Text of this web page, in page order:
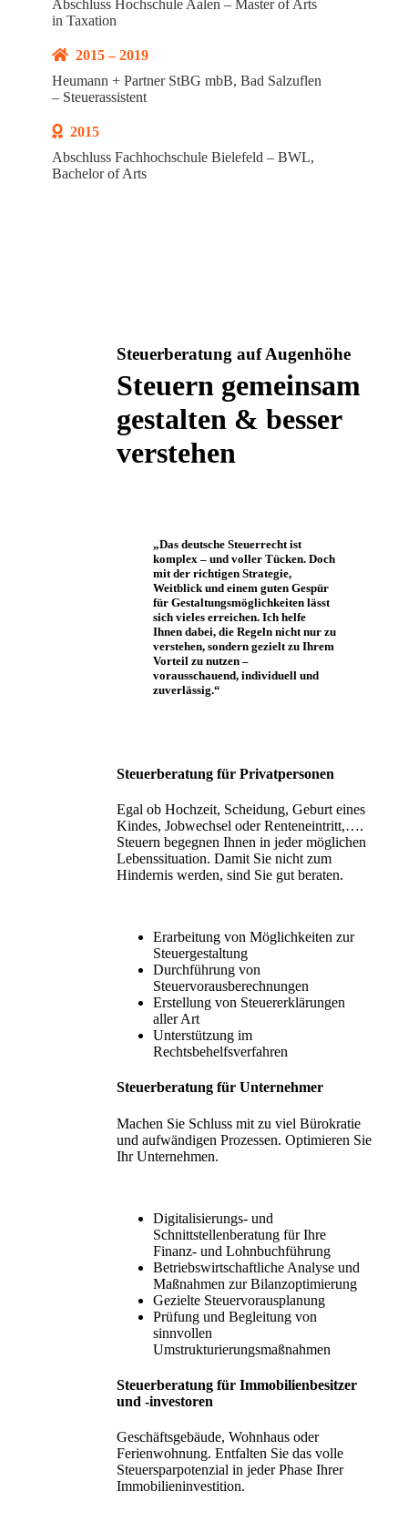
Abschluss Hochschule Aalen – Master of Arts
in Taxation
2015 – 2019
Heumann + Partner StBG mbB, Bad Salzuflen
– Steuerassistent
2015
Abschluss Fachhochschule Bielefeld – BWL,
Bachelor of Arts
Steuerberatung auf Augenhöhe
Steuern gemeinsam
gestalten & besser
verstehen
„Das deutsche Steuerrecht ist
komplex – und voller Tücken. Doch
mit der richtigen Strategie,
Weitblick und einem guten Gespür
für Gestaltungsmöglichkeiten lässt
sich vieles erreichen. Ich helfe
Ihnen dabei, die Regeln nicht nur zu
verstehen, sondern gezielt zu Ihrem
Vorteil zu nutzen –
vorausschauend, individuell und
zuverlässig.“
Steuerberatung für Privatpersonen
Egal ob Hochzeit, Scheidung, Geburt eines
Kindes, Jobwechsel oder Renteneintritt,….
Steuern begegnen Ihnen in jeder möglichen
Lebenssituation. Damit Sie nicht zum
Hindernis werden, sind Sie gut beraten.
Erarbeitung von Möglichkeiten zur
Steuergestaltung
Durchführung von
Steuervorausberechnungen
Erstellung von Steuererklärungen
aller Art
Unterstützung im
Rechtsbehelfsverfahren
Steuerberatung für Unternehmer
Machen Sie Schluss mit zu viel Bürokratie
und aufwändigen Prozessen. Optimieren Sie
Ihr Unternehmen.
Digitalisierungs- und
Schnittstellenberatung für Ihre
Finanz- und Lohnbuchführung
Betriebswirtschaftliche Analyse und
Maßnahmen zur Bilanzoptimierung
Gezielte Steuervorausplanung
Prüfung und Begleitung von
sinnvollen
Umstrukturierungsmaßnahmen
Steuerberatung für Immobilienbesitzer
und -investoren
Geschäftsgebäude, Wohnhaus oder
Ferienwohnung. Entfalten Sie das volle
Steuersparpotenzial in jeder Phase Ihrer
Immobilieninvestition.